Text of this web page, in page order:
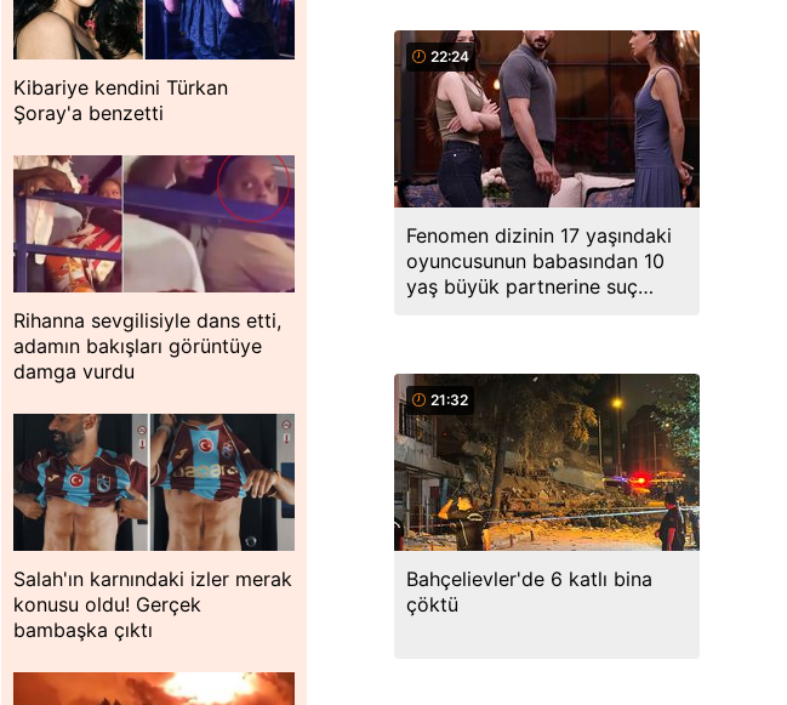
Kibariye kendini Türkan
Şoray'a benzetti
Rihanna sevgilisiyle dans etti,
adamın bakışları görüntüye
damga vurdu
Salah'ın karnındaki izler merak
konusu oldu! Gerçek
bambaşka çıktı
22:24
Fenomen dizinin 17 yaşındaki
oyuncusunun babasından 10
yaş büyük partnerine suç
21:32
Bahçelievler'de 6 katlı bina
çöktü